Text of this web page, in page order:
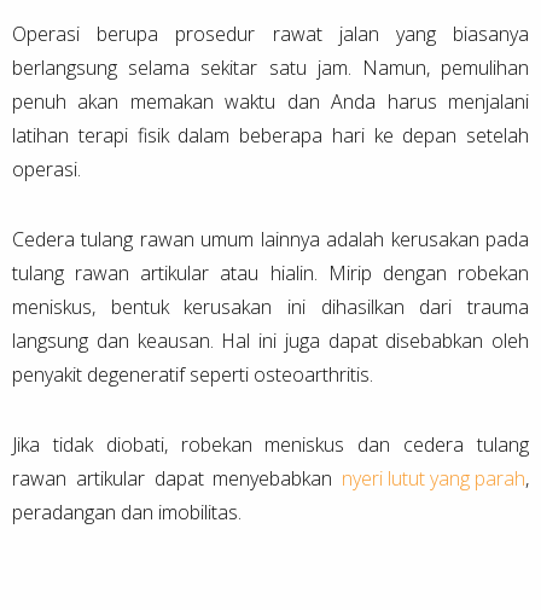
Operasi berupa prosedur rawat jalan yang biasanya
berlangsung selama sekitar satu jam. Namun, pemulihan
penuh akan memakan waktu dan Anda harus menjalani
latihan terapi fisik dalam beberapa hari ke depan setelah
operasi.
Cedera tulang rawan umum lainnya adalah kerusakan pada
tulang rawan artikular atau hialin. Mirip dengan robekan
meniskus, bentuk kerusakan ini dihasilkan dari trauma
langsung dan keausan. Hal ini juga dapat disebabkan oleh
penyakit degeneratif seperti osteoarthritis.
Jika tidak diobati, robekan meniskus dan cedera tulang
rawan artikular dapat menyebabkan nyeri lutut yang parah,
peradangan dan imobilitas.